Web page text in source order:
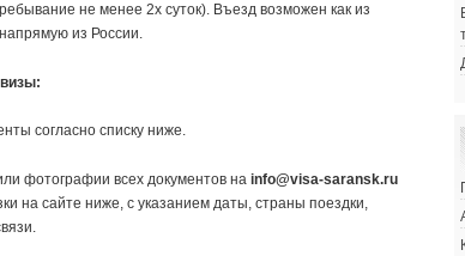
не менее 2х суток). Въезд возможен как из
из России.
согласно списку ниже.
фотографии всех документов наinfo@visa-saransk.ru
на сайте ниже, с указанием даты, страны поездки,